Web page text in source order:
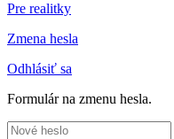
Pre realitky
Zmena hesla
Odhlásiť sa
Formulár na zmenu hesla.